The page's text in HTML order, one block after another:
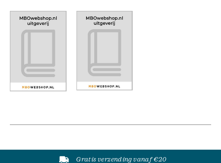
Gratis verzending vanaf €20